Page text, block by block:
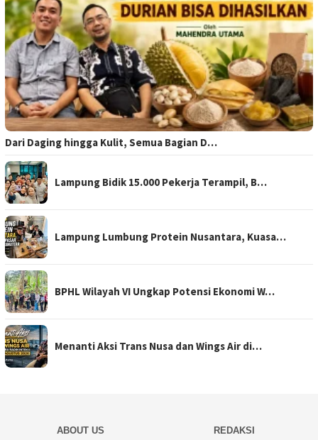
Dari Daging hingga Kulit, Semua Bagian D…
Lampung Bidik 15.000 Pekerja Terampil, B…
Lampung Lumbung Protein Nusantara, Kuasa…
BPHL Wilayah VI Ungkap Potensi Ekonomi W…
Menanti Aksi Trans Nusa dan Wings Air di…
ABOUT US REDAKSI